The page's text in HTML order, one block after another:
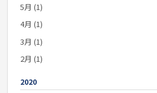
5月 (1)
4月 (1)
3月 (1)
2月 (1)
2020